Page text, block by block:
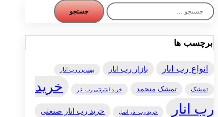
جستجو
برای:
برچسب ها
انواع رب انار بازار رب انار بهترین رب انار
تمشک تمشک منجمد خرید اینترنتی رب انار
خرید
رب انار
خرید رب انار اصل خرید رب انار صنعتی